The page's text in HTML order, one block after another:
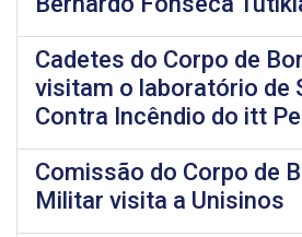
Cadetes do Corpo de
visitam o laboratório de
Contra Incêndio do itt
Comissão do Corpo de
Militar visita a Unisinos